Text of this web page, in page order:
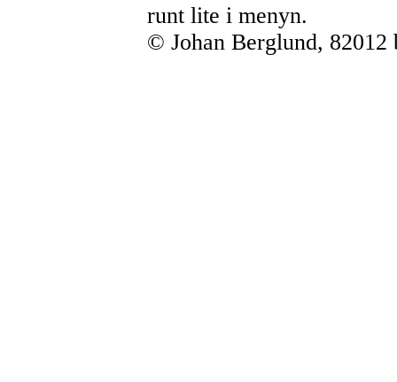
runt lite i menyn.
© Johan Berglund, 82012